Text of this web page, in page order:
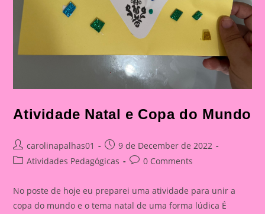
Atividade Natal e Copa do Mundo
Post
author:
carolinapalhas01
Post
published:
9 de December de 2022
PostAtividades Pedagógicas
Post0 Comments
No poste de hoje eu preparei uma atividade para unir a
copa do mundo e o tema natal de uma forma lúdica É